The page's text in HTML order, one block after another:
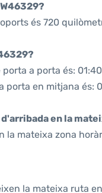
és 720
a porta és:
porta en mitjana és:
en la
la mateixa zona
la mateixa ruta